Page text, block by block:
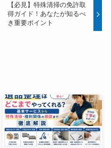
【必見】特殊清掃の免許取
得ガイド！あなたが知るべ
き重要ポイント